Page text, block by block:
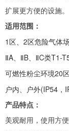
扩展更方便的设施。
适用范围：
1区、2区危险气体
ⅡA、ⅡB、ⅡC类T1-
可燃性粉尘环境20
户内、户外(IP54，
产品特点：
美观耐用，使用方